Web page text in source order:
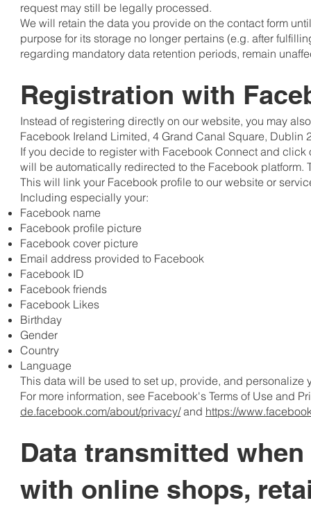
request may still be legally processed.
We will retain the data you provide on the contact form
purpose for its storage no longer pertains (e.g. after
regarding mandatory data retention periods, remain
Registration with
Instead of registering directly on our website, you may
Facebook Ireland Limited, 4 Grand Canal Square, Dublin
If you decide to register with Facebook Connect and
will be automatically redirected to the Facebook
This will link your Facebook profile to our website or
Including especially your:
Facebook name
Facebook profile picture
Facebook cover picture
Email address provided to Facebook
Facebook ID
Facebook friends
Facebook Likes
Birthday
Gender
Country
Language
This data will be used to set up, provide, and personalize
For more information, see Facebook's Terms of Use and
de.facebook.com/about/privacy/and https://
Data transmitted
with online shops,